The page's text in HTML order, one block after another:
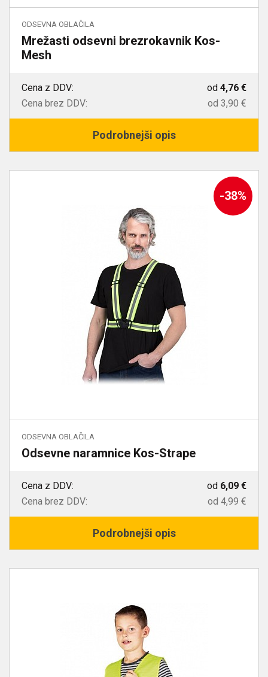
ODSEVNA OBLAČILA
Mrežasti odsevni brezrokavnik Kos-
Mesh
Cena z DDV: od 4,76 €
Cena brez DDV:
od 3,90 €
Podrobnejši opis
-38%
ODSEVNA OBLAČILA
Odsevne naramnice Kos-Strape
Cena z DDV: od 6,09 €
Cena brez DDV:
od 4,99 €
Podrobnejši opis